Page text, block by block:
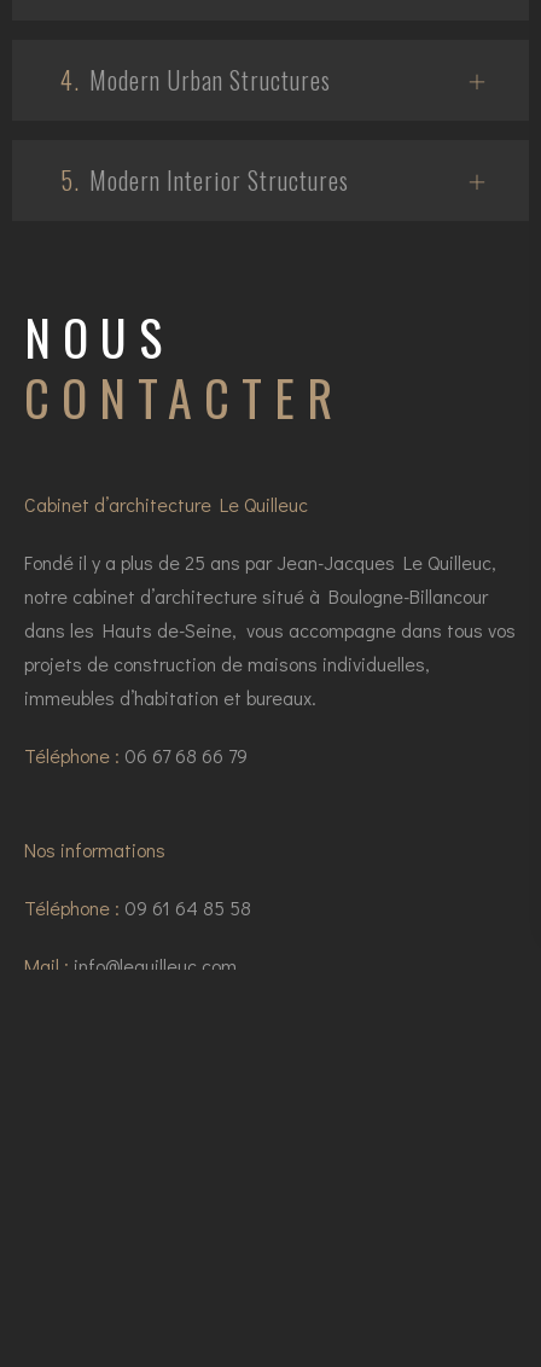
4. Modern Urban Structures
5. Modern Interior Structures
NOUS
CONTACTER
Cabinet d’architecture Le Quilleuc
Fondé il y a plus de 25 ans par Jean-Jacques Le Quilleuc,
notre cabinet d’architecture situé à Boulogne-Billancour
dans les Hauts de-Seine, vous accompagne dans tous vos
projets de construction de maisons individuelles,
immeubles d’habitation et bureaux.
Téléphone : 06 67 68 66 79
Nos informations
Téléphone : 09 61 64 85 58
Mail : info@lequilleuc.com